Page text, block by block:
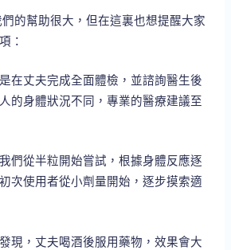
的幫助很大，但在這裏也想提醒大家
：
在丈夫完成全面體檢，並諮詢醫生後
的身體狀況不同，專業的醫療建議至
們從半粒開始嘗試，根據身體反應逐
次使用者從小劑量開始，逐步摸索適
現，丈夫喝酒後服用藥物，效果會大